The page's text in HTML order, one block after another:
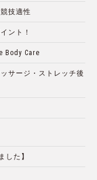
技適性
ント！
Body Care
サージ・ストレッチ後
した】